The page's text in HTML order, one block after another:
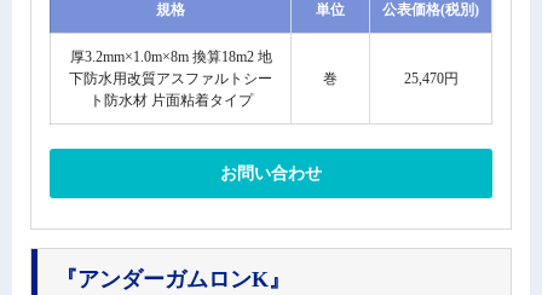
規格 単位 公表価格(税別)
厚3.2mm×1.0m×8m 換算18m2 地
下防水用改質アスファルトシー
ト防水材 片面粘着タイプ
巻 25,470円
お問い合わせ
『アンダーガムロンK』